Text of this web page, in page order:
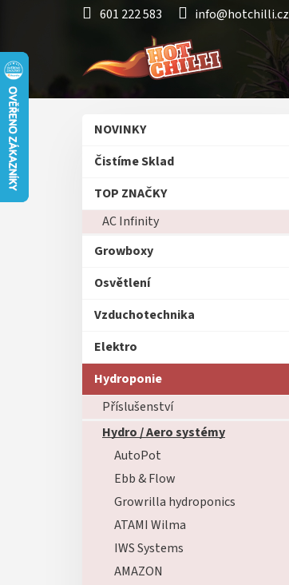
601 222 583 info@hotchilli.cz
a
Přeskočit
NOVINKY
Čistíme Sklad
TOP ZNAČKY
AC Infinity
Growboxy
Osvětlení
Vzduchotechnika
Elektro
Hydroponie
Příslušenství
Hydro / Aero systémy
AutoPot
Ebb & Flow
Growrilla hydroponics
ATAMI Wilma
IWS Systems
AMAZON